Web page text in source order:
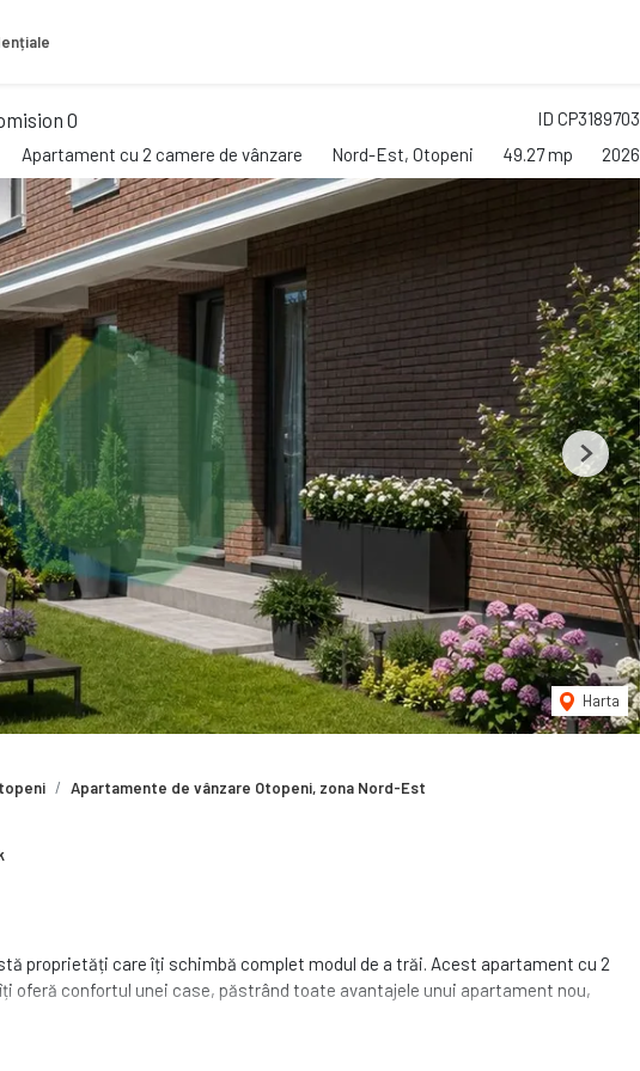
ID CP3189703
0
Apartament cu 2 camere de vânzare Nord-Est, Otopeni 49.27 mp 2026
Harta
Next
Apartamente de vânzare Otopeni, zona Nord-Est
proprietăți care îți schimbă complet modul de a trăi. Acest apartament cu 2
oferă confortul unei case, păstrând toate avantajele unui apartament nou,
pe Strada Libertății, una dintre cele mai apreciate zone rezidențiale din